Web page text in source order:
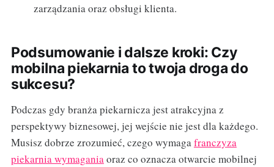
zarządzania oraz obsługi klienta.
Podsumowanie i dalsze kroki: Czy
mobilna piekarnia to twoja droga do
sukcesu?
Podczas gdy branża piekarnicza jest atrakcyjna z
perspektywy biznesowej, jej wejście nie jest dla każdego.
Musisz dobrze zrozumieć, czego wymagafranczyza
piekarnia wymaganiaoraz co oznacza otwarcie mobilnej